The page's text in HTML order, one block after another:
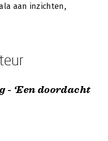
aan inzichten,
- ‘Een doordacht